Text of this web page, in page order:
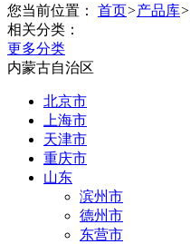
您当前位置： 首页>产品库>
相关分类：
更多分类
内蒙古自治区
北京市
上海市
天津市
重庆市
山东
滨州市
德州市
东营市